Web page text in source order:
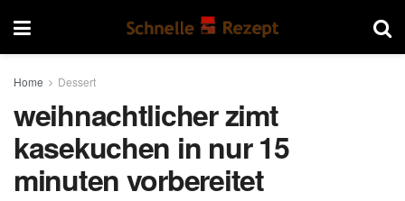
Home Dessert
weihnachtlicher zimt
kasekuchen in nur 15
minuten vorbereitet